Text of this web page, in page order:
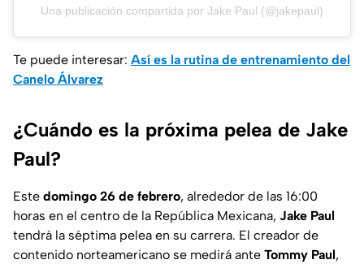
Una publicación compartida por Jake Paul (@jakepaul)
Te puede interesar: Así es la rutina de entrenamiento del
Canelo Álvarez
¿Cuándo es la próxima pelea de Jake
Paul?
Este domingo 26 de febrero, alrededor de las 16:00
horas en el centro de la República Mexicana, Jake Paul
tendrá la séptima pelea en su carrera. El creador de
contenido norteamericano se medirá ante Tommy Paul,